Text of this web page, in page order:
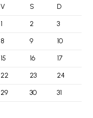
V S D
1 2 3
8 9 10
15 16 17
22 23 24
29 30 31